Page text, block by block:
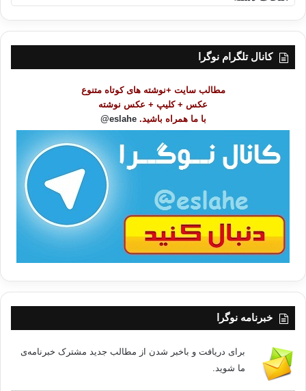
ه
ر
کانال تلگرام نوگرا
مطالب سایت +نوشته های کوتاه متنوع
عکس + کلیپ + عکس نوشته
با ما همراه باشید. eslahe@
خبرنامه نوگرا
برای دریافت و باخبر شدن از مطالب جدید مشترک خبرنامه‌ی
ما شوید.